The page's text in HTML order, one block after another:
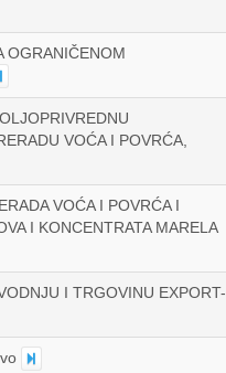
OGRANIČENOM
VOĆA I POVRĆA,
VOĆA I POVRĆA I
I KONCENTRATA MARELA
I TRGOVINU EXPORT-